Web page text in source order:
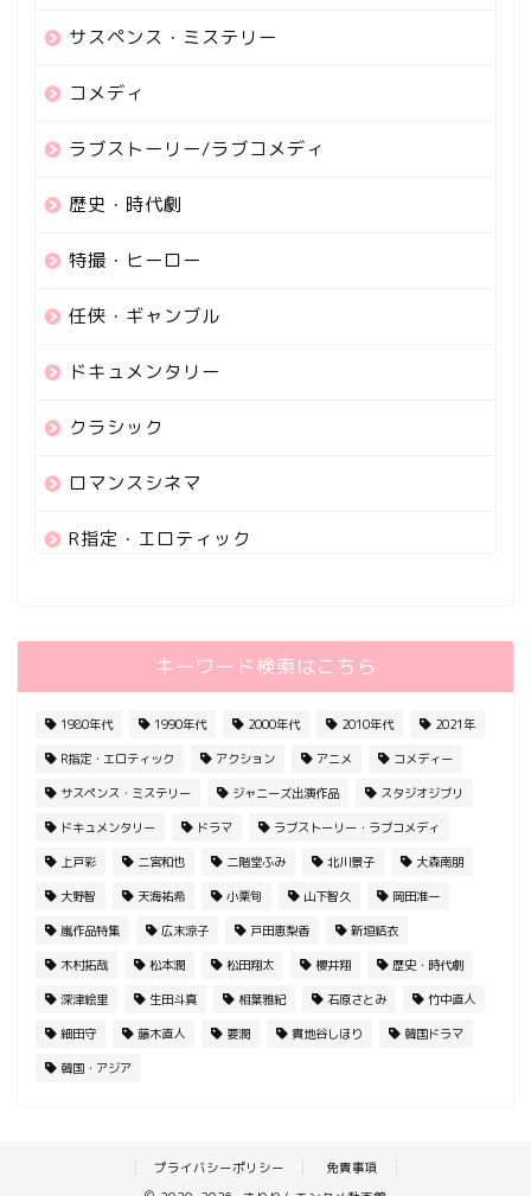
サスペンス・ミステリー
コメディ
ラブストーリー/ラブコメディ
歴史・時代劇
特撮・ヒーロー
任侠・ギャンブル
ドキュメンタリー
クラシック
ロマンスシネマ
R指定・エロティック
キーワード検索はこちら
1980年代 1990年代 2000年代 2010年代 2021年
R指定・エロティック アクション アニメ コメディー
サスペンス・ミステリー ジャニーズ出演作品 スタジオジブリ
ドキュメンタリー ドラマ ラブストーリー・ラブコメディ
上戸彩 二宮和也 二階堂ふみ 北川景子 大森南朋
大野智 天海祐希 小栗旬 山下智久 岡田准一
嵐作品特集 広末涼子 戸田恵梨香 新垣結衣
木村拓哉 松本潤 松田翔太 櫻井翔 歴史・時代劇
深津絵里 生田斗真 相葉雅紀 石原さとみ 竹中直人
細田守 藤木直人 要潤 貫地谷しほり 韓国ドラマ
韓国・アジア
プライバシーポリシー
免責事項